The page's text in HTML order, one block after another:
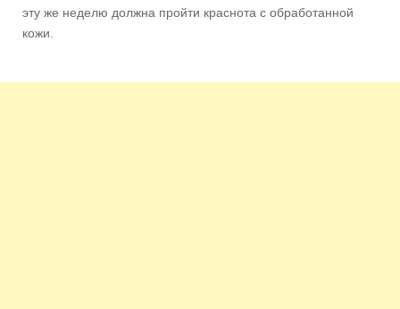
эту же неделю должна пройти краснота с обработанной
кожи.